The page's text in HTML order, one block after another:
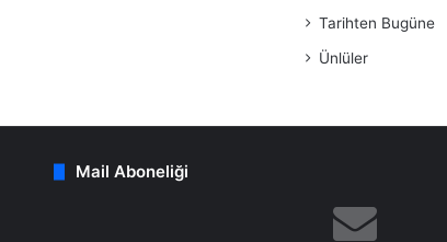
Tarihten Bugüne
Ünlüler
Mail Aboneliği